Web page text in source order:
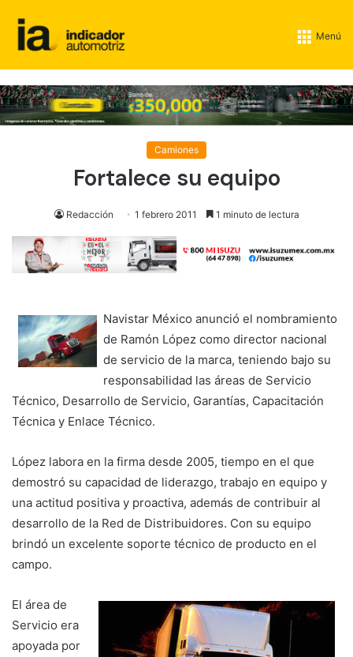
Menú
Camiones
Fortalece su equipo
Redacción 1 febrero 2011 1 minuto de lectura
Navistar México anunció el nombramiento
de Ramón López como director nacional
de servicio de la marca, teniendo bajo su
responsabilidad las áreas de Servicio
Técnico, Desarrollo de Servicio, Garantías, Capacitación
Técnica y Enlace Técnico.
López labora en la firma desde 2005, tiempo en el que
demostró su capacidad de liderazgo, trabajo en equipo y
una actitud positiva y proactiva, además de contribuir al
desarrollo de la Red de Distribuidores. Con su equipo
brindó un excelente soporte técnico de producto en el
campo.
El área de
Servicio era
apoyada por